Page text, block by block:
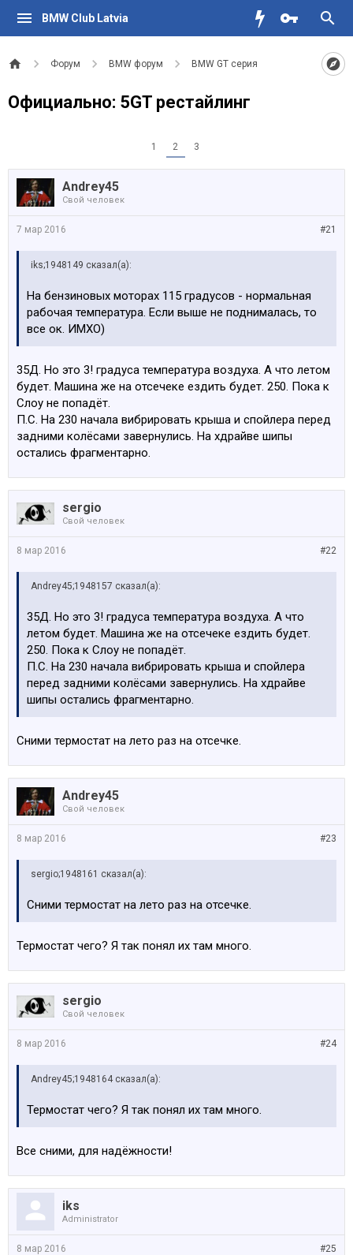
BMW Club Latvia
Форум BMW форум BMW GT серия
Официально: 5GT рестайлинг
1 2 3
Andrey45
Свой человек
#21
7 мар 2016
iks;1948149 сказал(а):
На бензиновых моторах 115 градусов - нормальная
рабочая температура. Если выше не поднималась, то
все ок. ИМХО)
35Д. Но это 3! градуса температура воздуха. А что летом
будет. Машина же на отсечеке ездить будет. 250. Пока к
Слоу не попадёт.
П.С. На 230 начала вибрировать крыша и спойлера перед
задними колёсами завернулись. На хдрайве шипы
остались фрагментарно.
sergio
Свой человек
#22
8 мар 2016
Andrey45;1948157 сказал(а):
35Д. Но это 3! градуса температура воздуха. А что
летом будет. Машина же на отсечеке ездить будет.
250. Пока к Слоу не попадёт.
П.С. На 230 начала вибрировать крыша и спойлера
перед задними колёсами завернулись. На хдрайве
шипы остались фрагментарно.
Сними термостат на лето раз на отсечке.
Andrey45
Свой человек
#23
8 мар 2016
sergio;1948161 сказал(а):
Сними термостат на лето раз на отсечке.
Термостат чего? Я так понял их там много.
sergio
Свой человек
#24
8 мар 2016
Andrey45;1948164 сказал(а):
Термостат чего? Я так понял их там много.
Все сними, для надёжности!
iks
Administrator
#25
8 мар 2016